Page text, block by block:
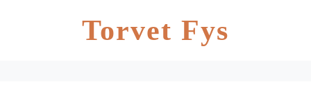
Torvet Fys